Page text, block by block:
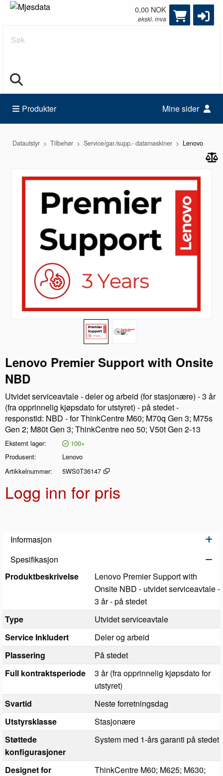
0,00 NOK
ekskl. mva
Søk
Produkter Mine sider
Datautstyr Tilbehør Service/gar./supp.- datamaskiner Lenovo
Lenovo Premier Support with Onsite
NBD
Utvidet serviceavtale - deler og arbeid (for stasjonære) - 3 år
(fra opprinnelig kjøpsdato for utstyret) - på stedet -
responstid: NBD - for ThinkCentre M60; M70q Gen 3; M75s
Gen 2; M80t Gen 3; ThinkCentre neo 50; V50t Gen 2-13
Eksternt lager
100+
Produsent
Lenovo
Artikkelnummer
5WS0T36147
Logg inn for pris
Informasjon
Spesifikasjon
Produktbeskrivelse
Lenovo Premier Support with
Onsite NBD - utvidet serviceavtale -
3 år - på stedet
Type
Utvidet serviceavtale
Service Inkludert
Deler og arbeid
Plassering
På stedet
Full kontraktsperiode
3 år (fra opprinnelig kjøpsdato for
utstyret)
Svartid
Neste forretningsdag
Utstyrsklasse
Stasjonære
Støttede
konfigurasjoner
System med 1-års garanti på stedet
Designet for
ThinkCentre M60; M625; M630;